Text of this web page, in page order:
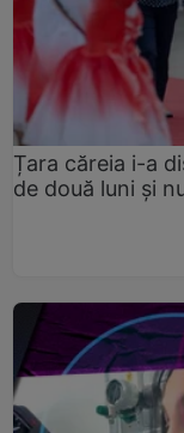
Țara căreia i-a
de două luni și